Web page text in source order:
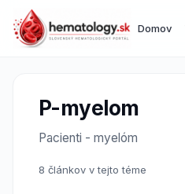
Domov
P-myelom
Pacienti - myelóm
8 článkov v tejto téme